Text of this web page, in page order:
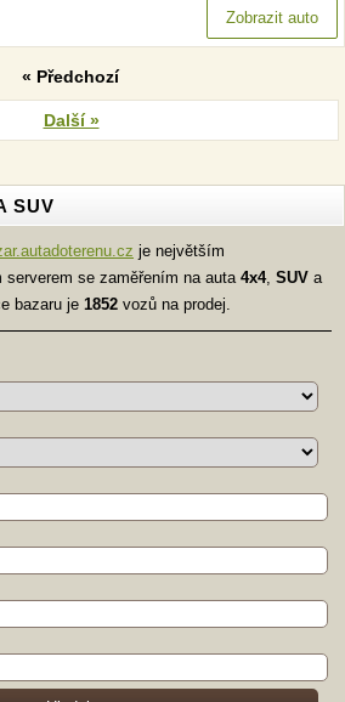
Zobrazit auto
« Předchozí
Další »
SUV
je největším
se zaměřením na auta 4x4, SUV a
bazaru je 1852 vozů na prodej.